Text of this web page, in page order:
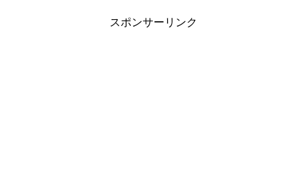
スポンサーリンク